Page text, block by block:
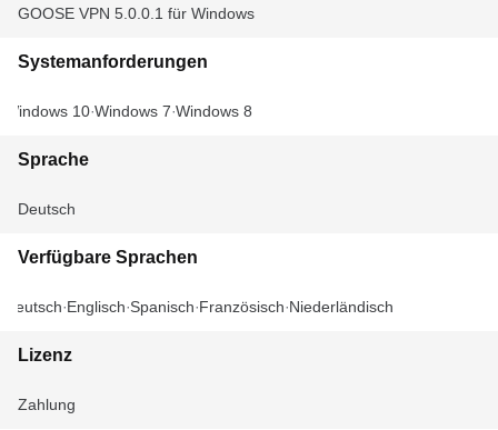
GOOSE VPN 5.0.0.1 für Windows
Systemanforderungen
Windows 10 Windows 7 Windows 8
Sprache
Deutsch
Verfügbare Sprachen
Deutsch Englisch Spanisch Französisch Niederländisch
Lizenz
Zahlung